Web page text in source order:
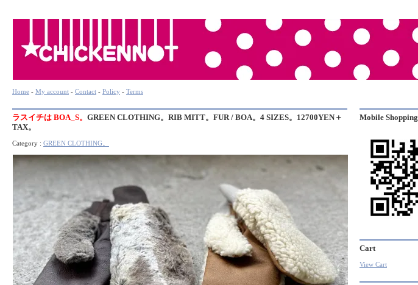
Home - My account - Contact - Policy - Terms
ラスイチは BOA_S。 GREEN CLOTHING。RIB MITT。FUR / BOA。4 SIZES。12700YEN＋
TAX。
Category : GREEN CLOTHING。
Mobile Shopping
Cart
View Cart